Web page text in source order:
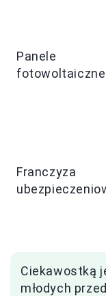
Panele
fotowoltaiczne
Franczyza
Ciekawostką
młodych